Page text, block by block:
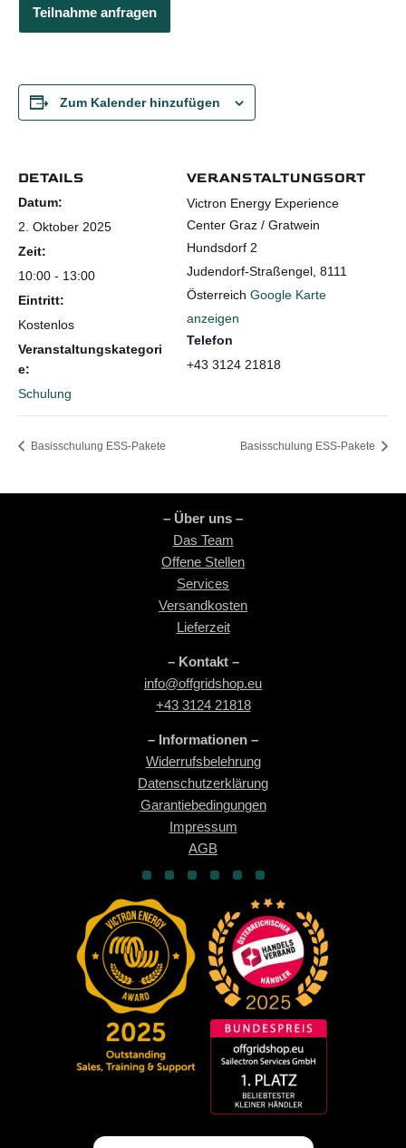
m
ö
l
h
Teilnahme anfragen
Zum Kalender hinzufügen
DETAILS
Datum:
2. Oktober 2025
Zeit:
10:00 - 13:00
Eintritt:
Kostenlos
Veranstaltungskategori
e:
Schulung
VERANSTALTUNGSORT
Victron Energy Experience
Center Graz / Gratwein
Hundsdorf 2
Judendorf-Straßengel 8111
Österreich Google Karte
anzeigen
Telefon
+43 3124 21818
Basisschulung ESS-Pakete Basisschulung ESS-Pakete
– Über uns –
Das Team
Offene Stellen
Services
Versandkosten
Lieferzeit
– Kontakt –
info@offgridshop.eu
+43 3124 21818
– Informationen –
Widerrufsbelehrung
Datenschutzerklärung
Garantiebedingungen
Impressum
AGB